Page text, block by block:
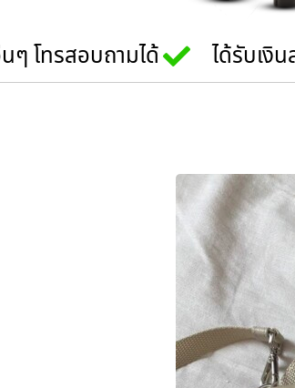
ๆ โทรสอบถามได้ ได้รับเงิ